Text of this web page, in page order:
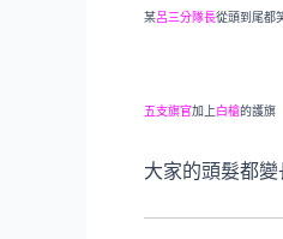
某呂三分隊長從頭到尾都
五支旗官加上白槍的護旗
大家的頭髮都